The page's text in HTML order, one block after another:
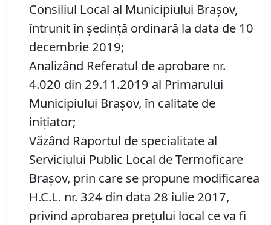
Consiliul Local al Municipiului Brașov,
întrunit în ședință ordinară la data de 10
decembrie 2019;
Analizând Referatul de aprobare nr.
4.020 din 29.11.2019 al Primarului
Municipiului Brașov, în calitate de
inițiator;
Văzând Raportul de specialitate al
Serviciului Public Local de Termoficare
Braşov, prin care se propune modificarea
H.C.L. nr. 324 din data 28 iulie 2017,
privind aprobarea preţului local ce va fi